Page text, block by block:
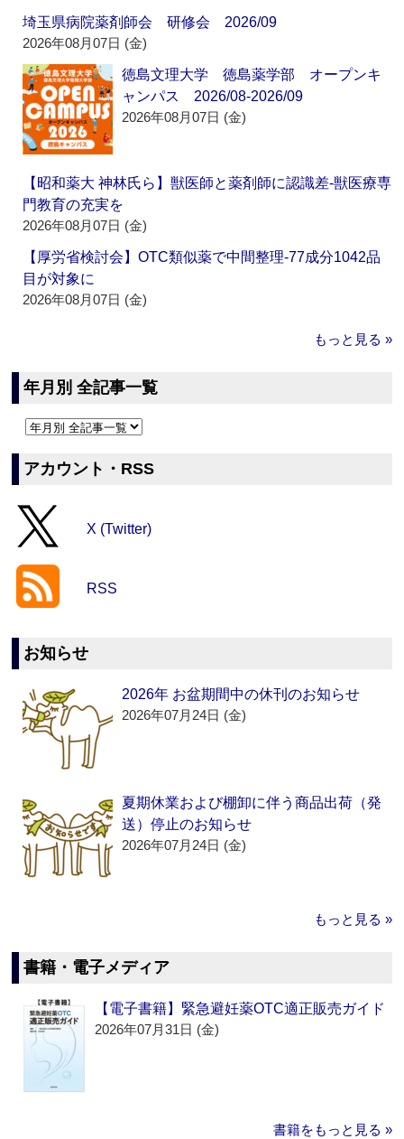
埼玉県病院薬剤師会 研修会 2026/09
2026年08月07日 (金)
徳島文理大学 徳島薬学部 オープンキ
ャンパス 2026/08-2026/09
2026年08月07日 (金)
【昭和薬大 神林氏ら】獣医師と薬剤師に認識差‐獣医療専
門教育の充実を
2026年08月07日 (金)
【厚労省検討会】OTC類似薬で中間整理‐77成分1042品
目が対象に
2026年08月07日 (金)
もっと見る »
年月別 全記事一覧
アカウント・RSS
X (Twitter)
RSS
お知らせ
2026年 お盆期間中の休刊のお知らせ
2026年07月24日 (金)
夏期休業および棚卸に伴う商品出荷（発
送）停止のお知らせ
2026年07月24日 (金)
もっと見る »
書籍・電子メディア
【電子書籍】緊急避妊薬OTC適正販売ガイド
2026年07月31日 (金)
書籍をもっと見る »